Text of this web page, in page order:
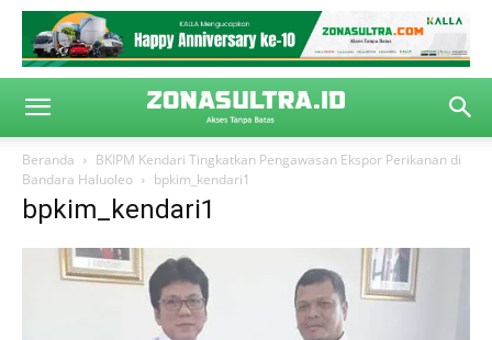
Beranda
BKIPM Kendari Tingkatkan Pengawasan Ekspor Perikanan di
Bandara Haluoleo
bpkim_kendari1
bpkim_kendari1